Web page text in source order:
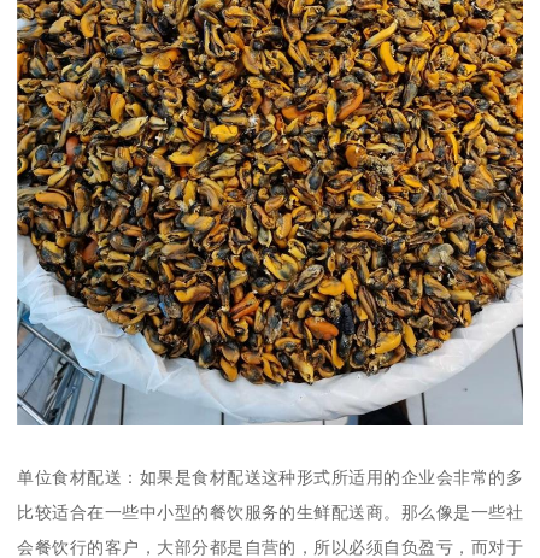
单位食材配送：如果是食材配送这种形式所适用的企业会非常的多
比较适合在一些中小型的餐饮服务的生鲜配送商。那么像是一些社
会餐饮行的客户，大部分都是自营的，所以必须自负盈亏，而对于